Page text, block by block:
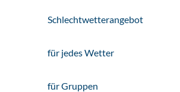
Schlechtwetterangebot
für jedes Wetter
für Gruppen